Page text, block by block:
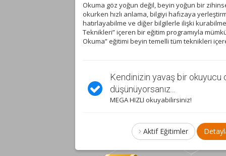
Okuma göz yoğun değil, beyin yoğun bir
okurken hızlı anlama, bilgiyi hafızaya
hatırlayabilme ve diğer bilgilerle ilişki
Teknikleri” içeren bir eğitim programıyla
Okuma” eğitimi beyin temelli tüm teknikleri
Kendinizin yavaş bir okuyucu
düşünüyorsanız...
MEGA HIZLI okuyabilirsiniz!
Aktif Eğitimler
Hatırlayın!
Hafızanızdaki bilgilere